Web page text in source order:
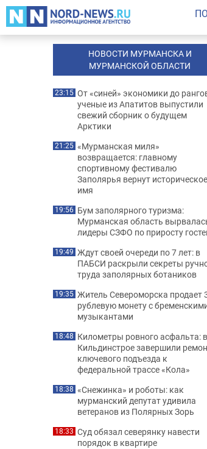
НОВОСТИ МУРМАНСКА И
МУРМАНСКОЙ ОБЛАСТИ
23:15 От «синей» экономики до
ученые из Апатитов выпустили
свежий сборник о будущем
Арктики
21:25 «Мурманская миля»
возвращается: главному
спортивному фестивалю
Заполярья вернут историческое
имя
19:56 Бум заполярного туризма:
Мурманская область
лидеры СЗФО по приросту
19:49 Ждут своей очереди по 7 лет: в
ПАБСИ раскрыли секреты
труда заполярных ботаников
19:35 Житель Североморска продает
рублевую монету с
музыкантами
18:48 Километры ровного асфальта: в
Кильдинстрое завершили
ключевого подъезда к
федеральной трассе «Кола»
18:38 «Снежинка» и роботы: как
мурманский депутат удивила
ветеранов из Полярных Зорь
18:33 Суд обязал северянку навести
порядок в квартире